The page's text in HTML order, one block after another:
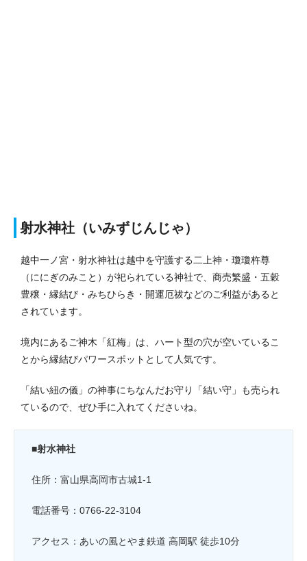
射水神社（いみずじんじゃ）
越中一ノ宮・射水神社は越中を守護する二上神・瓊瓊杵尊
（ににぎのみこと）が祀られている神社で、商売繁盛・五穀
豊穣・縁結び・みちひらき・開運厄祓などのご利益があると
されています。
境内にあるご神木「紅梅」は、ハート型の穴が空いているこ
とから縁結びパワースポットとして人気です。
「結い紐の儀」の神事にちなんだお守り「結い守」も売られ
ているので、ぜひ手に入れてくださいね。
■射水神社
住所：富山県高岡市古城1-1
電話番号：0766-22-3104
アクセス：あいの風とやま鉄道 高岡駅 徒歩10分